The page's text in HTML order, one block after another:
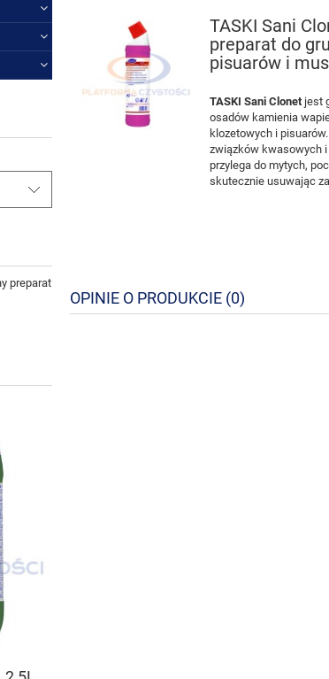
preparat
TASKI Sani
preparat do
pisuarów i
TASKI Sani Clonet jest
osadów kamienia
klozetowych i
związków kwasowych
przylega do mytych,
skutecznie usuwając
OPINIE O PRODUKCIE (0)